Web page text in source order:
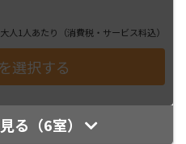
人1人あたり （消費税・サービス料込）
る（6室）